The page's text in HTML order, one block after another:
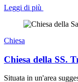
Leggi di più
Chiesa
Chiesa della SS.
Situata in un'area